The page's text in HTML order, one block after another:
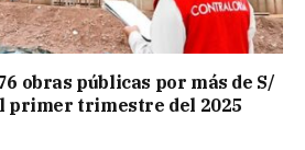
obras públicas por más de S/
primer trimestre del 2025